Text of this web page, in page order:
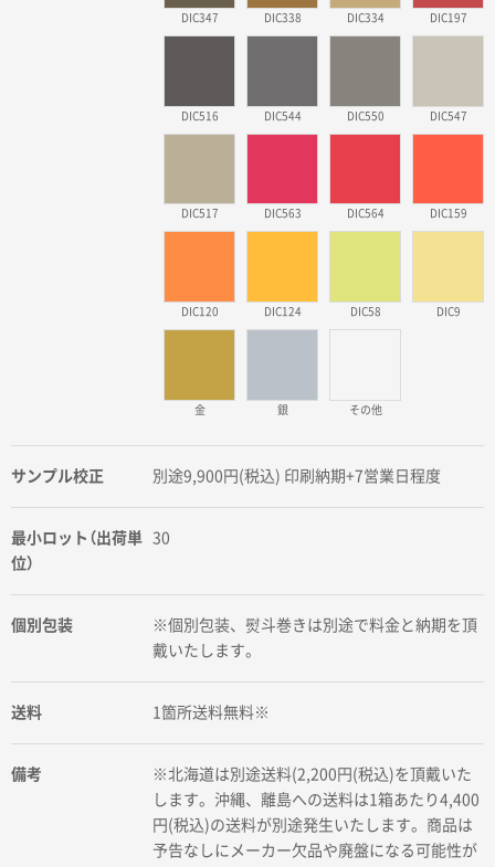
DIC347 DIC338 DIC334 DIC197
DIC516 DIC544 DIC550 DIC547
DIC517 DIC563 DIC564 DIC159
DIC120 DIC124 DIC58 DIC9
金 銀 その他
サンプル校正 別途9,900円(税込) 印刷納期+7営業日程度
最小ロット（出荷単
位）
30
個別包装
※個別包装、熨斗巻きは別途で料金と納期を頂
戴いたします。
送料 1箇所送料無料※
備考
※北海道は別途送料(2,200円(税込)を頂戴いた
します。沖縄、離島への送料は1箱あたり4,400
円(税込)の送料が別途発生いたします。商品は
予告なしにメーカー欠品や廃盤になる可能性が